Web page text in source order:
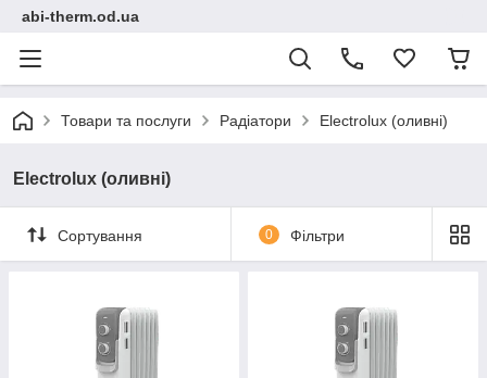
abi-therm.od.ua
Товари та послуги Радіатори Electrolux (оливні)
Electrolux (оливні)
Сортування 0 Фільтри